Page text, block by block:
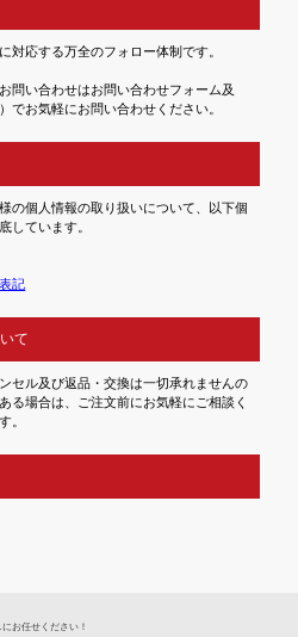
対応する万全のフォロー体制です。
問い合わせはお問い合わせフォーム及
でお気軽にお問い合わせください。
の個人情報の取り扱いについて、以下個
しています。
記
て
セル及び返品・交換は一切承れませんの
る場合は、ご注文前にお気軽にご相談く
。
お任せください！